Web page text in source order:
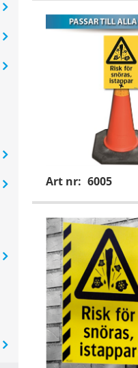
Art nr: 6005